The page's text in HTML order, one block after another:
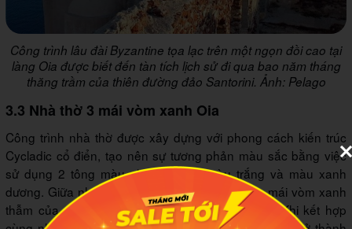
Công trình lâu đài Byzantine tọa lạc trên một ngọn đồi cao tại
làng Oia được biết đến tàn tích lịch sử đi qua bao năm tháng
thăng trầm của thiên đường đảo Santorini. Ảnh: Pelago
3.3 Nhà thờ 3 mái vòm xanh Oia
Công trình nhà thờ được xây dựng với phong cách kiến trúc
Cycladic cổ điển, tạo nên sự tương phản màu sắc bằng việc
sử dụng 2 tông màu chính. Đó là màu trắng và màu xanh
dương. Giữa những bức tường trắng tinh, phần mái vòm xanh
thẫm của nhà thờ nổi bật lên vô cùng bắt mắt. Khi kết hợp